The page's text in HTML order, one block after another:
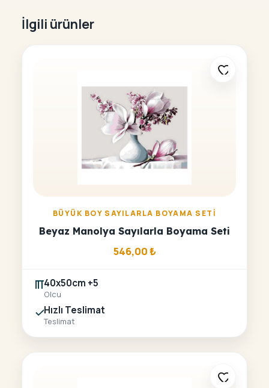
İlgili ürünler
BÜYÜK BOY SAYILARLA BOYAMA SETI
Beyaz Manolya Sayılarla Boyama Seti
546,00₺
40x50cm +5
Olcu
Hızlı Teslimat
Teslimat